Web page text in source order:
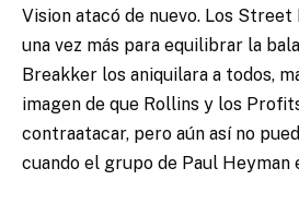
Vision atacó de nuevo. Los
una vez más para equilibrar la
Breakker los aniquilara a todos,
imagen de que Rollins y los
contraatacar, pero aún así no
cuando el grupo de Paul Heyman